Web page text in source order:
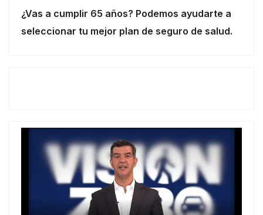
¿Vas a cumplir 65 años? Podemos ayudarte a
seleccionar tu mejor plan de seguro de salud.